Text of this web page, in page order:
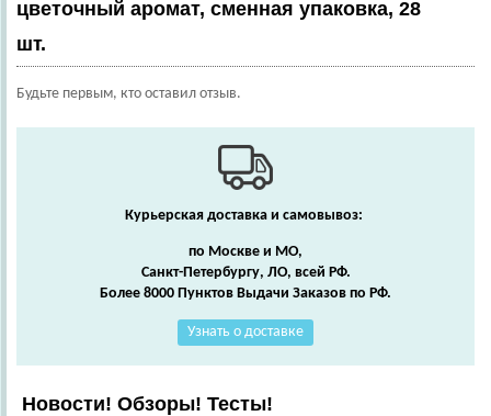
цветочный аромат, сменная упаковка, 28
шт.
Будьте первым, кто оставил отзыв.
Курьерская доставка и самовывоз:
по Москве и МО,
Санкт-Петербургу, ЛО, всей РФ.
Более 8000 Пунктов Выдачи Заказов по РФ.
Узнать о доставке
Новости! Обзоры! Тесты!